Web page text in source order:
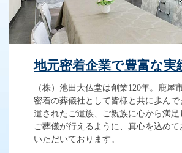
地元密着企業で豊富な実
（株）池田大仏堂は創業120年。鹿屋
密着の葬儀社として皆様と共に歩んで
遺されたご遺族、ご親族に心から満足
ご葬儀が行えるように、真心を込めて
いただいております。